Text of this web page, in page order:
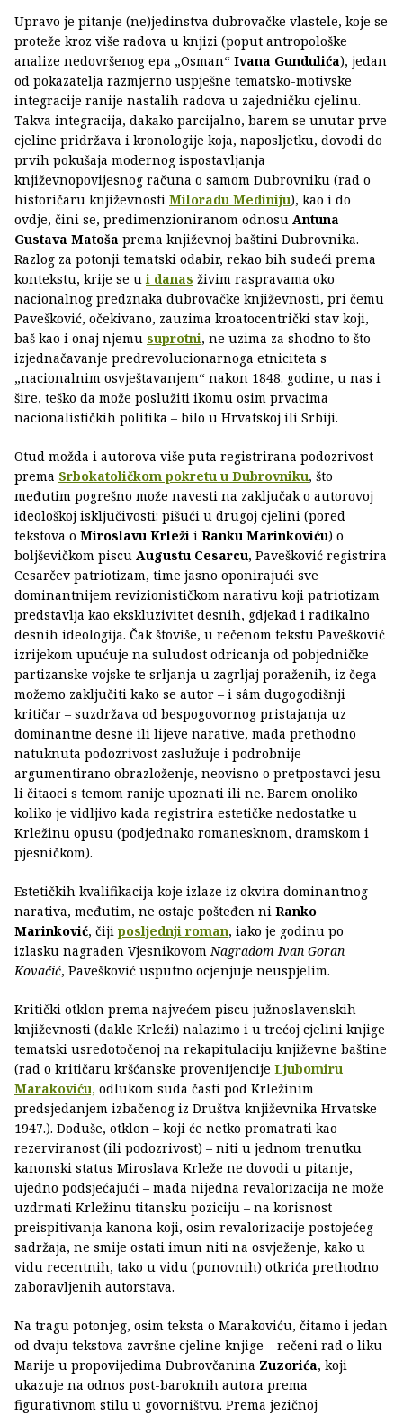
Upravo je pitanje (ne)jedinstva dubrovačke vlastele, koje se
proteže kroz više radova u knjizi (poput antropološke
analize nedovršenog epa „Osman“ Ivana Gundulića), jedan
od pokazatelja razmjerno uspješne tematsko-motivske
integracije ranije nastalih radova u zajedničku cjelinu.
Takva integracija, dakako parcijalno, barem se unutar prve
cjeline pridržava i kronologije koja, naposljetku, dovodi do
prvih pokušaja modernog ispostavljanja
književnopovijesnog računa o samom Dubrovniku (rad o
historičaru književnosti Miloradu Mediniju), kao i do
ovdje, čini se, predimenzioniranom odnosu Antuna
Gustava Matoša prema književnoj baštini Dubrovnika.
Razlog za potonji tematski odabir, rekao bih sudeći prema
kontekstu, krije se ui danas živim raspravama oko
nacionalnog predznaka dubrovačke književnosti, pri čemu
Pavešković, očekivano, zauzima kroatocentrički stav koji,
baš kao i onaj njemu suprotni, ne uzima za shodno to što
izjednačavanje predrevolucionarnoga etniciteta s
„nacionalnim osvještavanjem“ nakon 1848. godine, u nas i
šire, teško da može poslužiti ikomu osim prvacima
nacionalističkih politika – bilo u Hrvatskoj ili Srbiji.
Otud možda i autorova više puta registrirana podozrivost
prema Srbokatoličkom pokretu u Dubrovniku, što
međutim pogrešno može navesti na zaključak o autorovoj
ideološkoj isključivosti: pišući u drugoj cjelini (pored
tekstova o Miroslavu Krleži i Ranku Marinkoviću) o
boljševičkom piscu Augustu Cesarcu, Pavešković registrira
Cesarčev patriotizam, time jasno oponirajući sve
dominantnijem revizionističkom narativu koji patriotizam
predstavlja kao ekskluzivitet desnih, gdjekad i radikalno
desnih ideologija. Čak štoviše, u rečenom tekstu Pavešković
izrijekom upućuje na suludost odricanja od pobjedničke
partizanske vojske te srljanja u zagrljaj poraženih, iz čega
možemo zaključiti kako se autor – i sâm dugogodišnji
kritičar – suzdržava od bespogovornog pristajanja uz
dominantne desne ili lijeve narative, mada prethodno
natuknuta podozrivost zaslužuje i podrobnije
argumentirano obrazloženje, neovisno o pretpostavci jesu
li čitaoci s temom ranije upoznati ili ne. Barem onoliko
koliko je vidljivo kada registrira estetičke nedostatke u
Krležinu opusu (podjednako romanesknom, dramskom i
pjesničkom).
Estetičkih kvalifikacija koje izlaze iz okvira dominantnog
narativa, međutim, ne ostaje pošteđen ni Ranko
Marinković, čiji posljednji roman, iako je godinu po
izlasku nagrađen VjesnikovomNagradom Ivan Goran
Kovačić, Pavešković usputno ocjenjuje neuspjelim.
Kritički otklon prema najvećem piscu južnoslavenskih
književnosti (dakle Krleži) nalazimo i u trećoj cjelini knjige
tematski usredotočenoj na rekapitulaciju književne baštine
(rad o kritičaru kršćanske provenijencije Ljubomiru
Marakoviću, odlukom suda časti pod Krležinim
predsjedanjem izbačenog iz Društva književnika Hrvatske
1947.). Doduše, otklon – koji će netko promatrati kao
rezerviranost (ili podozrivost) – niti u jednom trenutku
kanonski status Miroslava Krleže ne dovodi u pitanje,
ujedno podsjećajući – mada nijedna revalorizacija ne može
uzdrmati Krležinu titansku poziciju – na korisnost
preispitivanja kanona koji, osim revalorizacije postojećeg
sadržaja, ne smije ostati imun niti na osvježenje, kako u
vidu recentnih, tako u vidu (ponovnih) otkrića prethodno
zaboravljenih autorstava.
Na tragu potonjeg, osim teksta o Marakoviću, čitamo i jedan
od dvaju tekstova završne cjeline knjige – rečeni rad o liku
Marije u propovijedima Dubrovčanina Zuzorića, koji
ukazuje na odnos post-baroknih autora prema
figurativnom stilu u govorništvu. Prema jezičnoj